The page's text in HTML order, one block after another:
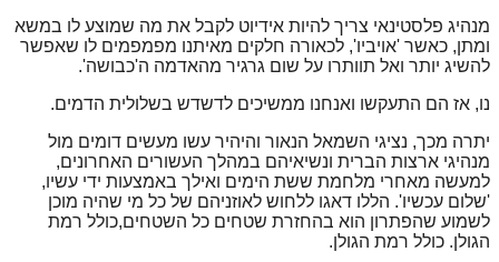
מנהיג פלסטינאי צריך להיות אידיוט לקבל את מה שמוצע לו במשא
ומתן, כאשר 'אויביו', לכאורה חלקים מאיתנו מפמפמים לו שאפשר
להשיג יותר ואל תוותרו על שום גרגיר מהאדמה ה'כבושה'.
נו, אז הם התעקשו ואנחנו ממשיכים לדשדש בשלולית הדמים.
יתרה מכך, נציגי השמאל הנאור והיהיר עשו מעשים דומים מול
מנהיגי ארצות הברית ונשיאיהם במהלך העשורים האחרונים,
למעשה מאחרי מלחמת ששת הימים ואילך באמצעות ידי עשיו,
'שלום עכשיו'. הללו דאגו ללחוש לאוזניהם של כל מי שהיה מוכן
לשמוע שהפתרון הוא בהחזרת שטחים כל השטחים,כולל רמת
הגולן. כולל רמת הגולן.